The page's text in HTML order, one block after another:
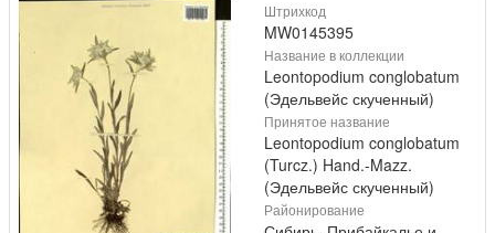
Штрихкод
MW0145395
Название в коллекции
Leontopodium conglobatum
(Эдельвейс скученный)
Принятое название
Leontopodium conglobatum
(Turcz.) Hand.-Mazz.
(Эдельвейс скученный)
Районирование